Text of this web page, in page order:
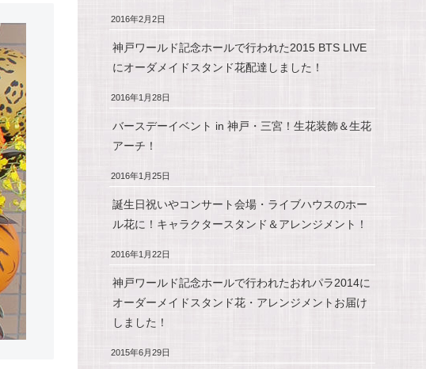
2016年2月2日
神戸ワールド記念ホールで行われた2015 BTS LIVE
にオーダメイドスタンド花配達しました！
2016年1月28日
バースデーイベント in 神戸・三宮！生花装飾＆生花
アーチ！
2016年1月25日
誕生日祝いやコンサート会場・ライブハウスのホー
ル花に！キャラクタースタンド＆アレンジメント！
2016年1月22日
神戸ワールド記念ホールで行われたおれパラ2014に
オーダーメイドスタンド花・アレンジメントお届け
しました！
2015年6月29日